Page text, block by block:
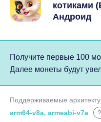
котиками
Андроид
Получите первые 100
Далее монеты будут
Поддерживаемые
arm64-v8a, armeabi-v7a
?